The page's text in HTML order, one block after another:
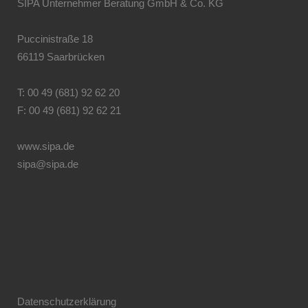
SIPA Unternehmer Beratung GmbH & Co. KG
Puccinistraße 18
66119 Saarbrücken
T: 00 49 (681) 92 62 20
F: 00 49 (681) 92 62 21
www.sipa.de
sipa@sipa.de
Datenschutzerklärung